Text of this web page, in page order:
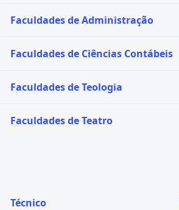
Faculdades de Administração
Faculdades de Ciências Contábeis
Faculdades de Teologia
Faculdades de Teatro
Técnico